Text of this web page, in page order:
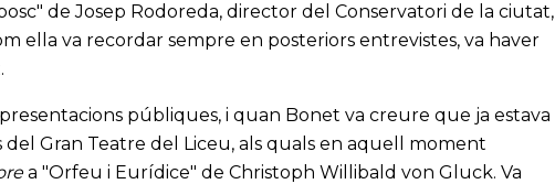
de Josep Rodoreda, director del Conservatori de la ciutat,
ella va recordar sempre en posteriors entrevistes, va haver
públiques, i quan Bonet va creure que ja estava
Gran Teatre del Liceu, als quals en aquell moment
a "Orfeu i Eurídice" de Christoph Willibald von Gluck. Va